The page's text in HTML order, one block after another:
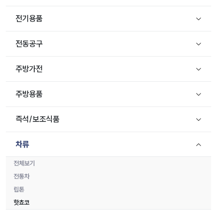
전기용품
전동공구
주방가전
주방용품
즉석/보조식품
차류
전체보기
전통차
립톤
핫쵸코